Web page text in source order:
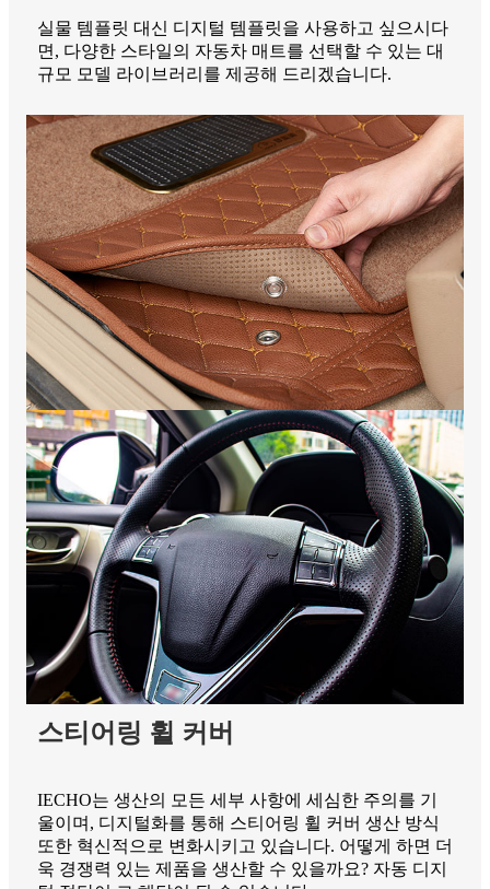
실물 템플릿 대신 디지털 템플릿을 사용하고 싶으시다
면, 다양한 스타일의 자동차 매트를 선택할 수 있는 대
규모 모델 라이브러리를 제공해 드리겠습니다.
스티어링 휠 커버
IECHO는 생산의 모든 세부 사항에 세심한 주의를 기
울이며, 디지털화를 통해 스티어링 휠 커버 생산 방식
또한 혁신적으로 변화시키고 있습니다. 어떻게 하면 더
욱 경쟁력 있는 제품을 생산할 수 있을까요? 자동 디지